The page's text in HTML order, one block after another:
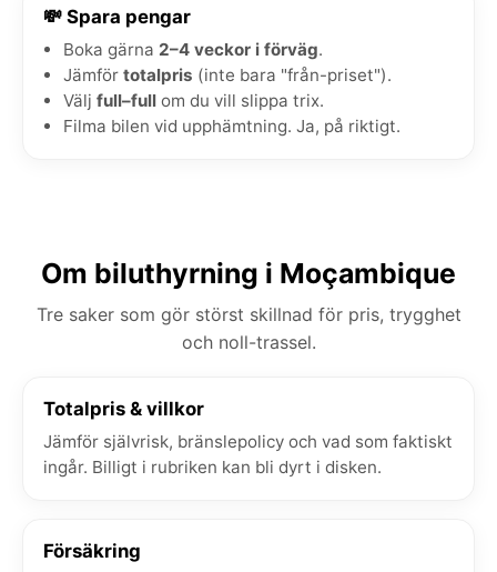
💸 Spara pengar
Boka gärna 2–4 veckor i förväg.
Jämför totalpris (inte bara "från-priset").
Välj full–full om du vill slippa trix.
Filma bilen vid upphämtning. Ja, på riktigt.
Om biluthyrning i Moçambique
Tre saker som gör störst skillnad för pris, trygghet
och noll-trassel.
Totalpris & villkor
Jämför självrisk, bränslepolicy och vad som faktiskt
ingår. Billigt i rubriken kan bli dyrt i disken.
Försäkring